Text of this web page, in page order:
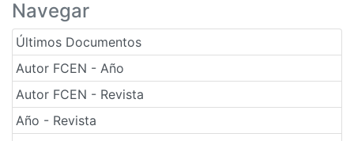
Navegar
Últimos Documentos
Autor FCEN - Año
Autor FCEN - Revista
Año - Revista